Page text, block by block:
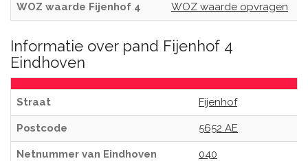
WOZ waarde Fijenhof 4 WOZ waarde opvragen
Informatie over pand Fijenhof 4
Eindhoven
Straat Fijenhof
Postcode 5652 AE
Netnummer van Eindhoven 040